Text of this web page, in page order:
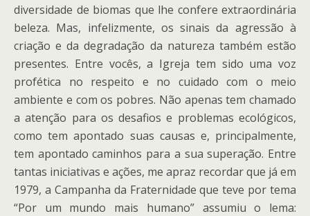
diversidade de biomas que lhe confere extraordinária
beleza. Mas, infelizmente, os sinais da agressão à
criação e da degradação da natureza também estão
presentes. Entre vocês, a Igreja tem sido uma voz
profética no respeito e no cuidado com o meio
ambiente e com os pobres. Não apenas tem chamado
a atenção para os desafios e problemas ecológicos,
como tem apontado suas causas e, principalmente,
tem apontado caminhos para a sua superação. Entre
tantas iniciativas e ações, me apraz recordar que já em
1979, a Campanha da Fraternidade que teve por tema
“Por um mundo mais humano” assumiu o lema: